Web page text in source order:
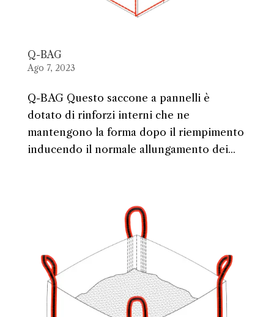
Q-BAG
Ago 7, 2023
Q-BAG Questo saccone a pannelli è
dotato di rinforzi interni che ne
mantengono la forma dopo il riempimento
inducendo il normale allungamento dei...